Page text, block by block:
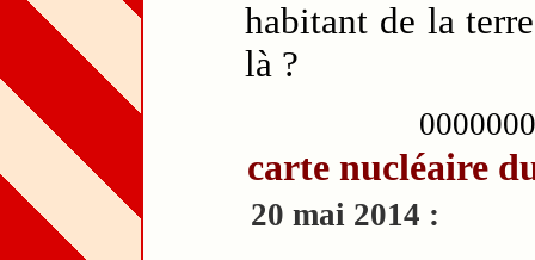
habitant de la
là ?
carte nucléaire
20 mai 2014 :